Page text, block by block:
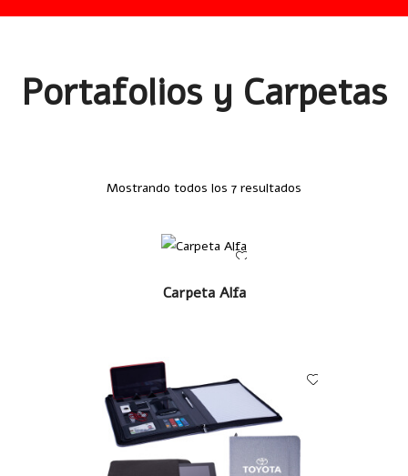
Portafolios y Carpetas
Mostrando todos los 7 resultados
LEER MÁS
Carpeta Alfa